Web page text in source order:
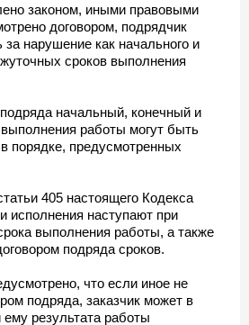
законом, иными правовыми
договором, подрядчик
за нарушение как начального и
сроков выполнения
начальный, конечный и
работы могут быть
порядке, предусмотренных
405 настоящего Кодекса
исполнения наступают при
выполнения работы, а также
подряда сроков.
что если иное не
подряда, заказчик может в
результата работы